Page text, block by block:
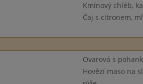
Kmínový chléb,
Čaj s citronem,
Ovarová s
Hovězí maso na